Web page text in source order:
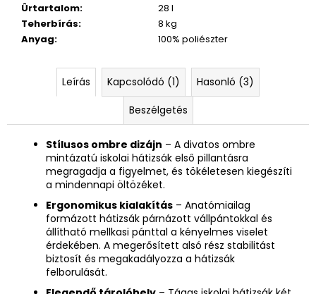
Ûrtartalom:
28 l
Teherbírás:
8 kg
Anyag: 100% poliészter
Leírás Kapcsolódó (1)
Hasonló (3)
Beszélgetés
Stílusos ombre dizájn – A divatos ombre
mintázatú iskolai hátizsák első pillantásra
megragadja a figyelmet, és tökéletesen kiegészíti
a mindennapi öltözéket.
Ergonomikus kialakítás – Anatómiailag
formázott hátizsák párnázott vállpántokkal és
állítható mellkasi pánttal a kényelmes viselet
érdekében. A megerősített alsó rész stabilitást
biztosít és megakadályozza a hátizsák
felborulását.